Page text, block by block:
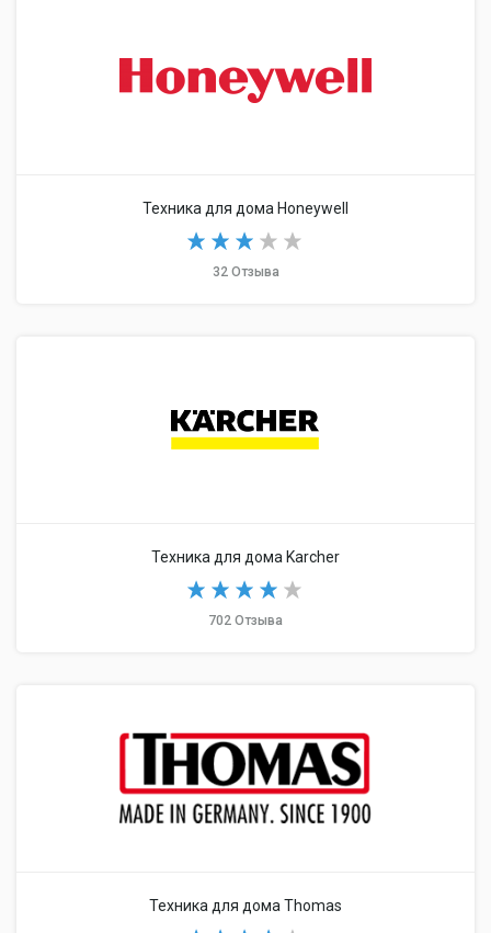
Техника для дома Honeywell
32 Отзыва
Техника для дома Karcher
702 Отзыва
Техника для дома Thomas